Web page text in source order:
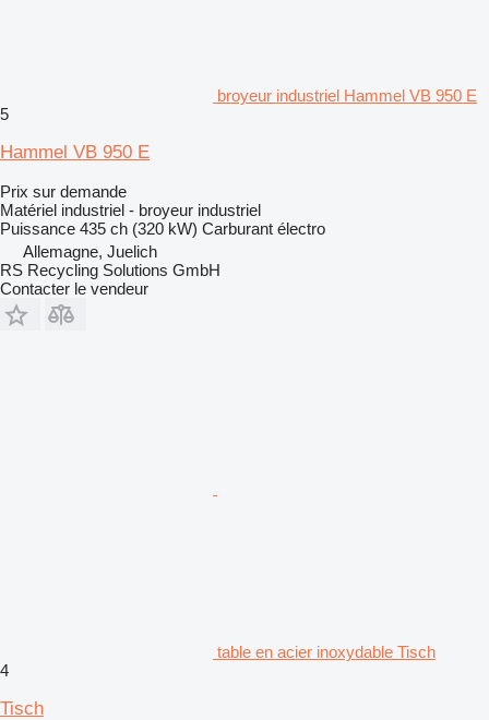
broyeur industriel Hammel VB 950 E
5
Hammel VB 950 E
Prix sur demande
Matériel industriel - broyeur industriel
Puissance 435 ch (320 kW) Carburant électro
Allemagne, Juelich
RS Recycling Solutions GmbH
Contacter le vendeur
table en acier inoxydable Tisch
4
Tisch